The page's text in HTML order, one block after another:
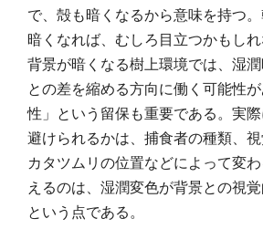
で、殻も暗くなるから意味を持つ
暗くなれば、むしろ目立つかもし
背景が暗くなる樹上環境では、湿
との差を縮める方向に働く可能性
性」という留保も重要である。実
避けられるかは、捕食者の種類、視
カタツムリの位置などによって変
えるのは、湿潤変色が背景との視覚
という点である。